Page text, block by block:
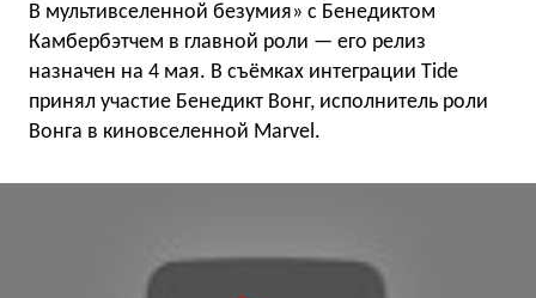
В мультивселенной безумия» с Бенедиктом
Камбербэтчем в главной роли — его релиз
назначен на 4 мая. В съёмках интеграции Tide
принял участие Бенедикт Вонг, исполнитель роли
Вонга в киновселенной Marvel.